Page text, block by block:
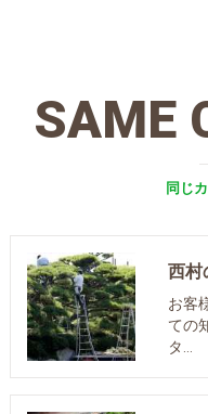
同じ
SAME
西村
お客
ての
タ…